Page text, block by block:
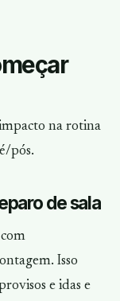
na rotina
pós.
de sala
Isso
e idas e